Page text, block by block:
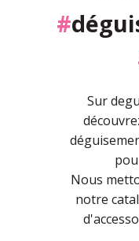
#
Sur
Nous
notre